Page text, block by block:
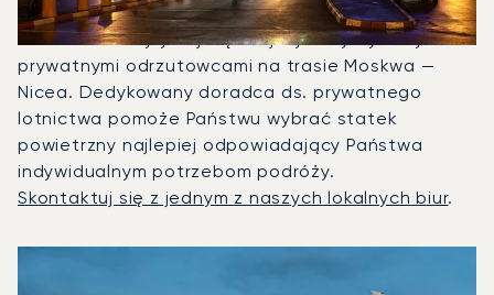
W 2025 roku Nextant 400XT, Phenom 300 i
Citation XLS były najczęściej wykorzystywanymi
prywatnymi odrzutowcami na trasie Moskwa —
Nicea. Dedykowany doradca ds. prywatnego
lotnictwa pomoże Państwu wybrać statek
powietrzny najlepiej odpowiadający Państwa
indywidualnym potrzebom podróży.
Skontaktuj się z jednym z naszych lokalnych biur.